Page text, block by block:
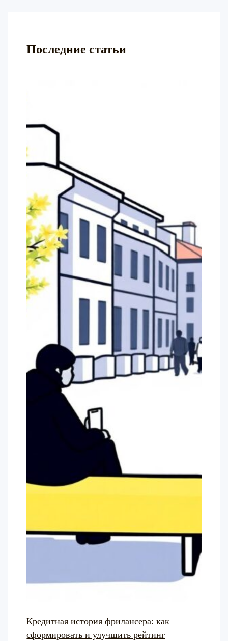
Последние статьи
Кредитная история фрилансера: как
сформировать и улучшить рейтинг